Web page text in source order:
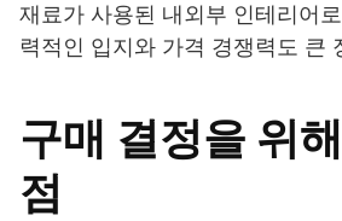
재료가 사용된 내외부 인테리어
력적인 입지와 가격 경쟁력도 큰
구매 결정을 위
점